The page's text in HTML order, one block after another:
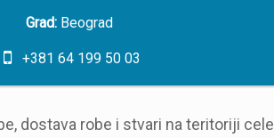
Grad:Beograd
+381 64 199 50 03
dostava robe i stvari na teritoriji cele